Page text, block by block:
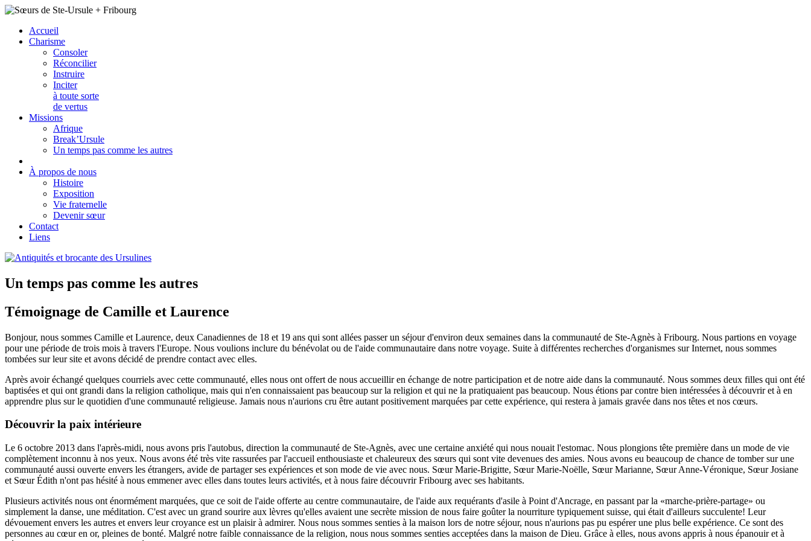
Accueil
Charisme
Consoler
Réconcilier
Instruire
Inciter
à toute sorte
de vertus
Missions
Afrique
Break’Ursule
Un temps pas comme les autres
À propos de nous
Histoire
Exposition
Vie fraternelle
Devenir sœur
Contact
Liens
Un temps pas comme les autres
Témoignage de Camille et Laurence
Bonjour, nous sommes Camille et Laurence, deux Canadiennes de 18 et 19 ans qui sont allées passer un séjour d'environ deux semaines dans la communauté de Ste-Agnès à Fribourg. Nous partions en voyage
pour une période de trois mois à travers l'Europe. Nous voulions inclure du bénévolat ou de l'aide communautaire dans notre voyage. Suite à différentes recherches d'organismes sur Internet, nous sommes
tombées sur leur site et avons décidé de prendre contact avec elles.
Après avoir échangé quelques courriels avec cette communauté, elles nous ont offert de nous accueillir en échange de notre participation et de notre aide dans la communauté. Nous sommes deux filles qui ont été
baptisées et qui ont grandi dans la religion catholique, mais qui n'en connaissaient pas beaucoup sur la religion et qui ne la pratiquaient pas beaucoup. Nous étions par contre bien intéressées à découvrir et à en
apprendre plus sur le quotidien d'une communauté religieuse. Jamais nous n'aurions cru être autant positivement marquées par cette expérience, qui restera à jamais gravée dans nos têtes et nos cœurs.
Découvrir la paix intérieure
Le 6 octobre 2013 dans l'après-midi, nous avons pris l'autobus, direction la communauté de Ste-Agnès, avec une certaine anxiété qui nous nouait l'estomac. Nous plongions tête première dans un mode de vie
complètement inconnu à nos yeux. Nous avons été très vite rassurées par l'accueil enthousiaste et chaleureux des sœurs qui sont vite devenues des amies. Nous avons eu beaucoup de chance de tomber sur une
communauté aussi ouverte envers les étrangers, avide de partager ses expériences et son mode de vie avec nous. Sœur Marie-Brigitte, Sœur Marie-Noëlle, Sœur Marianne, Sœur Anne-Véronique, Sœur Josiane
et Sœur Édith n'ont pas hésité à nous emmener avec elles dans toutes leurs activités, et à nous faire découvrir Fribourg avec ses habitants.
Plusieurs activités nous ont énormément marquées, que ce soit de l'aide offerte au centre communautaire, de l'aide aux requérants d'asile à Point d'Ancrage, en passant par la «marche-prière-partage» ou
simplement la danse, une méditation. C'est avec un grand sourire aux lèvres qu'elles avaient une secrète mission de nous faire goûter la nourriture typiquement suisse, qui était d'ailleurs succulente! Leur
dévouement envers les autres et envers leur croyance est un plaisir à admirer. Nous nous sommes senties à la maison lors de notre séjour, nous n'aurions pas pu espérer une plus belle expérience. Ce sont des
personnes au cœur en or, pleines de bonté. Malgré notre faible connaissance de la religion, nous nous sommes senties acceptées dans la maison de Dieu. Grâce à elles, nous avons appris à nous épanouir et à